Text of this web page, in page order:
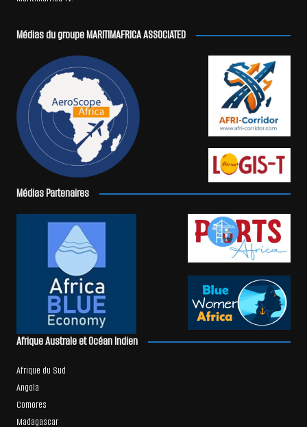
Médias du groupe MARITIMAFRICA ASSOCIATED
Médias Partenaires
Afrique Australe et Océan Indien
Afrique du Sud
Angola
Comores
Madagascar